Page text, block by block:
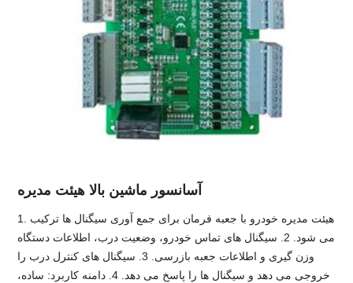
آسانسور ماشین بالا هیئت مدیره
1. هیئت مدیره خودرو با جعبه فرمان برای جمع آوری سیگنال ها ترکیب
می شود. 2. سیگنال های تماس خودرو، وضعیت درب، اطلاعات دستگاه
وزن گیری و اطلاعات جعبه بازرسی. 3. سیگنال های کنترل درب را
خروجی می دهد و سیگنال ها را پاسخ می دهد. 4. دامنه کاربرد: ساده،